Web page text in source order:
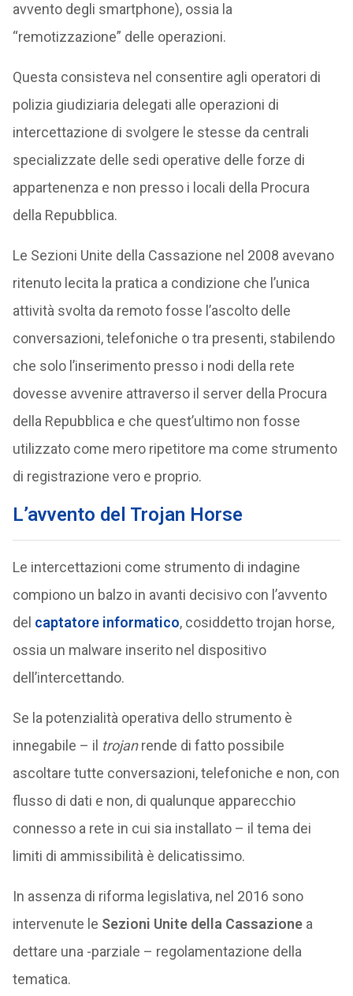
avvento degli smartphone), ossia la
“remotizzazione” delle operazioni.
Questa consisteva nel consentire agli operatori di
polizia giudiziaria delegati alle operazioni di
intercettazione di svolgere le stesse da centrali
specializzate delle sedi operative delle forze di
appartenenza e non presso i locali della Procura
della Repubblica.
Le Sezioni Unite della Cassazione nel 2008 avevano
ritenuto lecita la pratica a condizione che l’unica
attività svolta da remoto fosse l’ascolto delle
conversazioni, telefoniche o tra presenti, stabilendo
che solo l’inserimento presso i nodi della rete
dovesse avvenire attraverso il server della Procura
della Repubblica e che quest’ultimo non fosse
utilizzato come mero ripetitore ma come strumento
di registrazione vero e proprio.
L’avvento del Trojan Horse
Le intercettazioni come strumento di indagine
compiono un balzo in avanti decisivo con l’avvento
del captatore informatico, cosiddetto trojan horse,
ossia un malware inserito nel dispositivo
dell’intercettando.
Se la potenzialità operativa dello strumento è
innegabile – il trojanrende di fatto possibile
ascoltare tutte conversazioni, telefoniche e non, con
flusso di dati e non, di qualunque apparecchio
connesso a rete in cui sia installato – il tema dei
limiti di ammissibilità è delicatissimo.
In assenza di riforma legislativa, nel 2016 sono
intervenute le Sezioni Unite della Cassazionea
dettare una -parziale – regolamentazione della
tematica.